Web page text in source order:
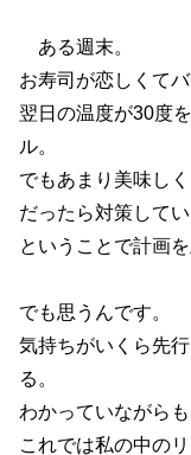
ある週末。
お寿司が恋しくて
翌日の温度が30度
ル。
でもあまり美味し
だったら対策して
ということで計画
でも思うんです。
気持ちがいくら先
る。
わかっていながら
これでは私の中の